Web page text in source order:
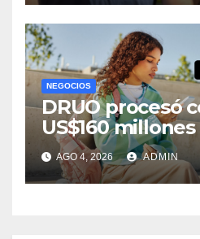
NEGOCIOS
DRUO procesó
US$160
semestre; su
triplicó en
AGO 4, 2026 ADMIN